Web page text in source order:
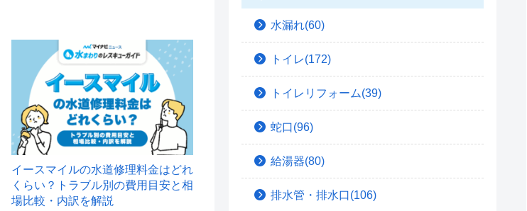
イースマイルの水道修理料金はどれ
くらい？トラブル別の費用目安と相
場比較・内訳を解説
水漏れ(60)
トイレ(172)
トイレリフォーム(39)
蛇口(96)
給湯器(80)
排水管・排水口(106)